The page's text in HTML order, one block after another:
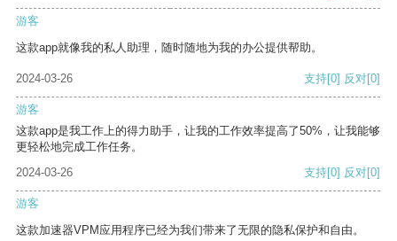
游客
这款app就像我的私人助理，随时随地为我的办公提供帮助。
2024-03-26 支持[0] 反对[0]
游客
这款app是我工作上的得力助手，让我的工作效率提高了50%，让我能够
更轻松地完成工作任务。
2024-03-26
支持[0] 反对[0]
游客
这款加速器VPM应用程序已经为我们带来了无限的隐私保护和自由。